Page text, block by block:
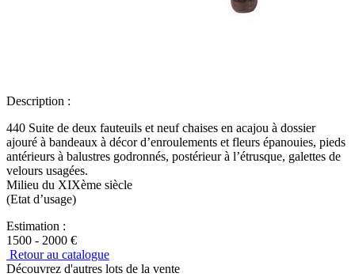
Description :
440 Suite de deux fauteuils et neuf chaises en acajou à dossier
ajouré à bandeaux à décor d’enroulements et fleurs épanouies, pieds
antérieurs à balustres godronnés, postérieur à l’étrusque, galettes de
velours usagées.
Milieu du XIXème siècle
(Etat d’usage)
Estimation :
1500 - 2000 €
Retour au catalogue
Découvrez d'autres lots de la vente